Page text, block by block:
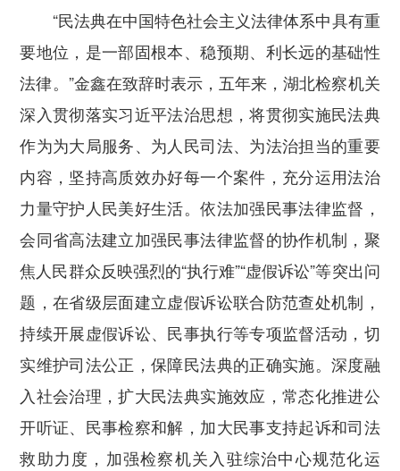
“民法典在中国特色社会主义法律体系中具有重
要地位，是一部固根本、稳预期、利长远的基础性
法律。”金鑫在致辞时表示，五年来，湖北检察机关
深入贯彻落实习近平法治思想，将贯彻实施民法典
作为为大局服务、为人民司法、为法治担当的重要
内容，坚持高质效办好每一个案件，充分运用法治
力量守护人民美好生活。依法加强民事法律监督，
会同省高法建立加强民事法律监督的协作机制，聚
焦人民群众反映强烈的“执行难”“虚假诉讼”等突出问
题，在省级层面建立虚假诉讼联合防范查处机制，
持续开展虚假诉讼、民事执行等专项监督活动，切
实维护司法公正，保障民法典的正确实施。 深度融
入社会治理，扩大民法典实施效应，常态化推进公
开听证、民事检察和解，加大民事支持起诉和司法
救助力度，加强检察机关入驻综治中心规范化运